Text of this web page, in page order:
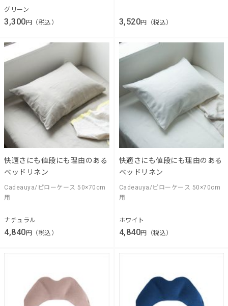
グリーン
3,300 円（税込） 3,520円（税込）
快適さにも値段にも理由のある
ベッドリネン
Cadeauya/ピローケース 50×70cm
用
ナチュラル
4,840円（税込）
快適さにも値段にも理由のある
ベッドリネン
Cadeauya/ピローケース 50×70cm
用
ホワイト
4,840円（税込）